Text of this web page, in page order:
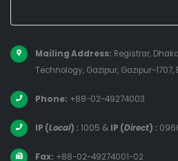
Mailing Address: Registrar,
Technology, Gazipur, Gazipur-
Phone: +88-02-49274003
IP (Local) : 1005 & IP (Direct) :
Fax: +88-02-49274001-02